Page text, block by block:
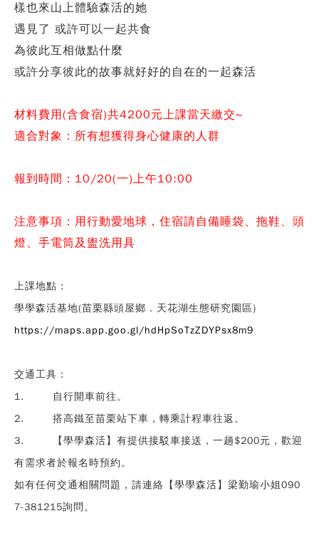
樣也來山上體驗森活的她
遇見了 或許可以一起共食
為彼此互相做點什麼
或許分享彼此的故事就好好的自在的一起森活
材料費用(含食宿)共4200元上課當天繳交~
適合對象：所有想獲得身心健康的人群
報到時間：10/20(一)上午10:00
注意事項：用行動愛地球，住宿請自備睡袋、拖鞋、頭
燈、手電筒及盥洗用具
上課地點：
學學森活基地(苗栗縣頭屋鄉．天花湖生態研究園區)
https://maps.app.goo.gl/hdHpSoTzZDYPsx8m9
交通工具：
1. 自行開車前往。
2. 搭高鐵至苗栗站下車，轉乘計程車往返。
3. 【學學森活】有提供接駁車接送，一趟$200元，歡迎
有需求者於報名時預約。
如有任何交通相關問題，請連絡【學學森活】梁勤瑜小姐090
7-381215詢問。